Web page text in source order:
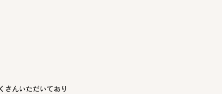
さんいただいており